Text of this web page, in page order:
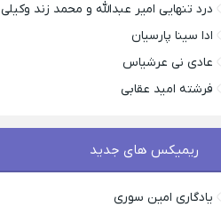
درد تنهایی امیر عبدالله و محمد زند وکیلی
ادا سینا پارسیان
عادی نی عرشیاس
فرشته امید عقابی
ریمیکس های جدید
یادگاری امین سوری